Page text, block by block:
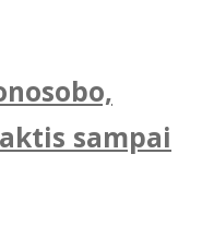
sampai